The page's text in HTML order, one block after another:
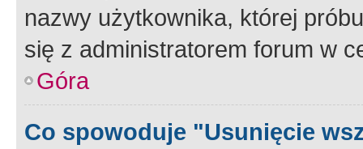
nazwy użytkownika, której
się z administratorem forum w
Góra
Co spowoduje "Usunięcie